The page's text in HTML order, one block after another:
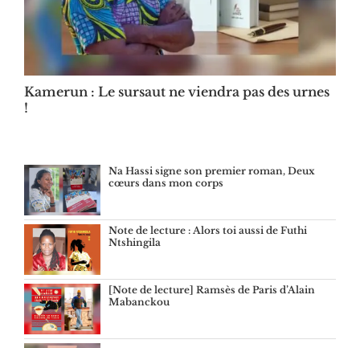
Kamerun : Le sursaut ne viendra pas des urnes
!
Na Hassi signe son premier roman, Deux
cœurs dans mon corps
Note de lecture : Alors toi aussi de Futhi
Ntshingila
[Note de lecture] Ramsès de Paris d’Alain
Mabanckou